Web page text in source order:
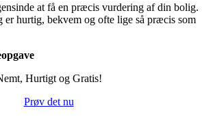
at få en præcis vurdering af din bolig.
hurtig, bekvem og ofte lige så præcis som
Hurtigt og Gratis!
Prøv det nu